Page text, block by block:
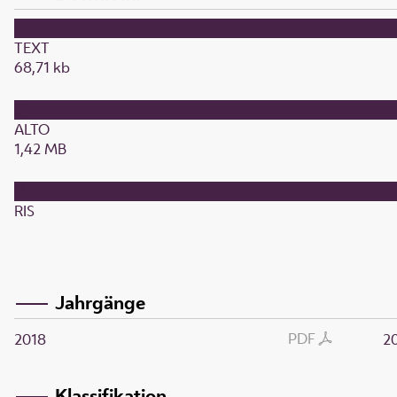
TEXT
68,71 kb
ALTO
1,42 MB
RIS
Jahrgänge
PDF
2018